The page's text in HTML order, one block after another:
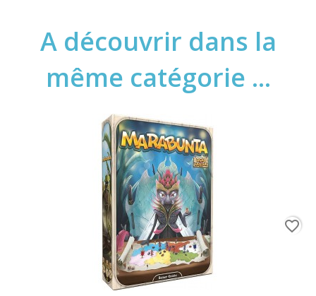
A découvrir dans la
même catégorie ...
favorite_border